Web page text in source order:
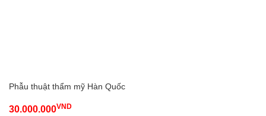
Phẫu thuật thẩm mỹ Hàn Quốc
30.000.000VND